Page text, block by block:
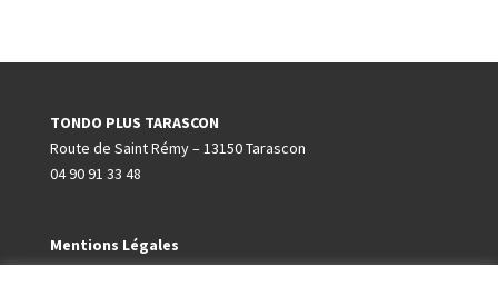
TONDO PLUS TARASCON
Route de Saint Rémy – 13150 Tarascon
04 90 91 33 48
Mentions Légales